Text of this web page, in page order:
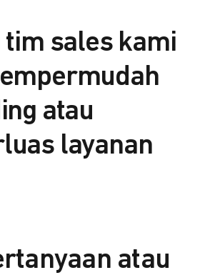
tim sales kami
atau
layanan
atau